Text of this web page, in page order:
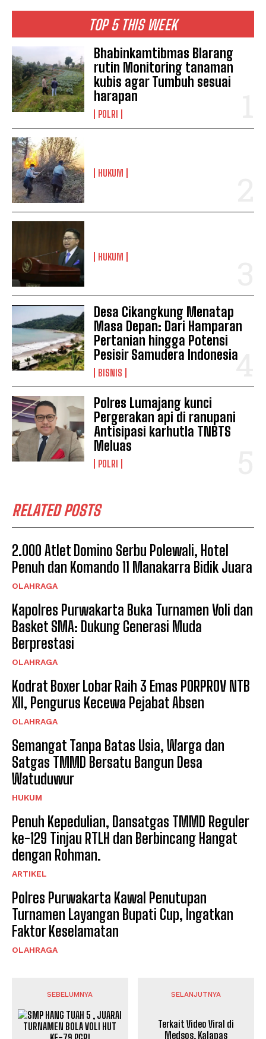
TOP 5 THIS WEEK
Bhabinkamtibmas Blarang
rutin Monitoring tanaman
kubis agar Tumbuh sesuai
harapan
POLRI
HUKUM
HUKUM
Desa Cikangkung Menatap
Masa Depan: Dari Hamparan
Pertanian hingga Potensi
Pesisir Samudera Indonesia
BISNIS
Polres Lumajang kunci
Pergerakan api di ranupani
Antisipasi karhutla TNBTS
Meluas
POLRI
RELATED POSTS
2.000 Atlet Domino Serbu Polewali, Hotel
Penuh dan Komando 11 Manakarra Bidik Juara
OLAHRAGA
Kapolres Purwakarta Buka Turnamen Voli dan
Basket SMA: Dukung Generasi Muda
Berprestasi
OLAHRAGA
Kodrat Boxer Lobar Raih 3 Emas PORPROV NTB
XII, Pengurus Kecewa Pejabat Absen
OLAHRAGA
Semangat Tanpa Batas Usia, Warga dan
Satgas TMMD Bersatu Bangun Desa
Watuduwur
HUKUM
Penuh Kepedulian, Dansatgas TMMD Reguler
ke-129 Tinjau RTLH dan Berbincang Hangat
dengan Rohman.
ARTIKEL
Polres Purwakarta Kawal Penutupan
Turnamen Layangan Bupati Cup, Ingatkan
Faktor Keselamatan
OLAHRAGA
SEBELUMNYA SELANJUTNYA
Terkait Video Viral di
Medsos, Kalapas